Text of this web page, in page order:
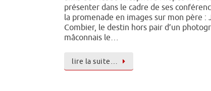
présenter dans le cadre de ses
la promenade en images sur mon père :
Combier, le destin hors pair d’un
mâconnais le…
lire la suite…